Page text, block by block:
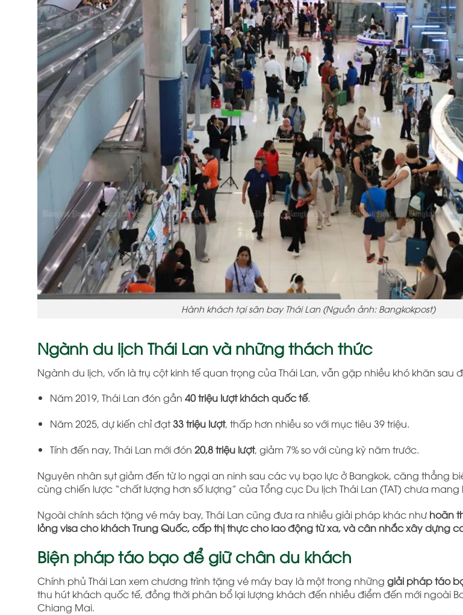
Hành khách tại sân bay Thái Lan (Nguồn ảnh: Bangkokpost)
Ngành du lịch Thái Lan và những thách thức
Ngành du lịch, vốn là trụ cột kinh tế quan trọng của Thái Lan, vẫn gặp nhiều khó khăn sau
Năm 2019, Thái Lan đón gần 40 triệu lượt khách quốc tế.
Năm 2025, dự kiến chỉ đạt33 triệu lượt, thấp hơn nhiều so với mục tiêu 39 triệu.
Tính đến nay, Thái Lan mới đón 20,8 triệu lượt, giảm 7% so với cùng kỳ năm trước.
Nguyên nhân sụt giảm đến từ lo ngại an ninh sau các vụ bạo lực ở Bangkok, căng thẳng
cùng chiến lược “chất lượng hơn số lượng” của Tổng cục Du lịch Thái Lan (TAT) chưa mang
Ngoài chính sách tặng vé máy bay, Thái Lan cũng đưa ra nhiều giải pháp khác như hoãn
lỏng visa cho khách Trung Quốc, cấp thị thực cho lao động từ xa, và cân nhắc xây dựng
Biện pháp táo bạo để giữ chân du khách
Chính phủ Thái Lan xem chương trình tặng vé máy bay là một trong những giải pháp táo
thu hút khách quốc tế, đồng thời phân bổ lại lượng khách đến nhiều điểm đến mới ngoài
Chiang Mai.